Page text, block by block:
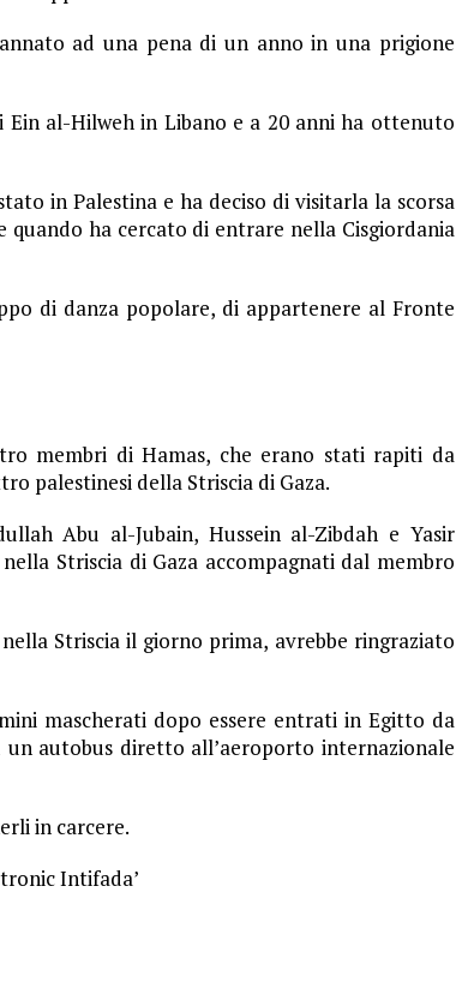
ad una pena di un anno in una prigione
al-Hilweh in Libano e a 20 anni ha ottenuto
in Palestina e ha deciso di visitarla la scorsa
ha cercato di entrare nella Cisgiordania
di danza popolare, di appartenere al Fronte
membri di Hamas, che erano stati rapiti da
palestinesi della Striscia di Gaza.
Abu al-Jubain, Hussein al-Zibdah e Yasir
Striscia di Gaza accompagnati dal membro
Striscia il giorno prima, avrebbe ringraziato
mascherati dopo essere entrati in Egitto da
autobus diretto all’aeroporto internazionale
in carcere.
Intifada’